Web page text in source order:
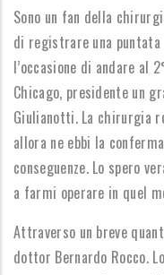
Sono un fan della
di registrare una
l’occasione di andare al
Chicago, presidente un
Giulianotti. La chirurgia
allora ne ebbi la
conseguenze. Lo spero
a farmi operare in quel
Attraverso un breve
dottor Bernardo Rocco.